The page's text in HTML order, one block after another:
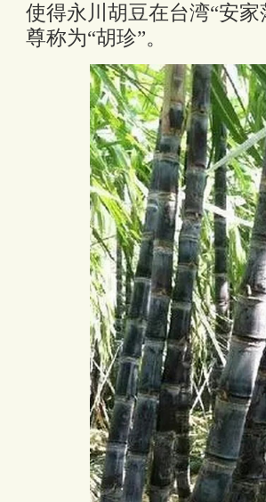
使得永川胡豆在台湾“安
尊称为“胡珍”。